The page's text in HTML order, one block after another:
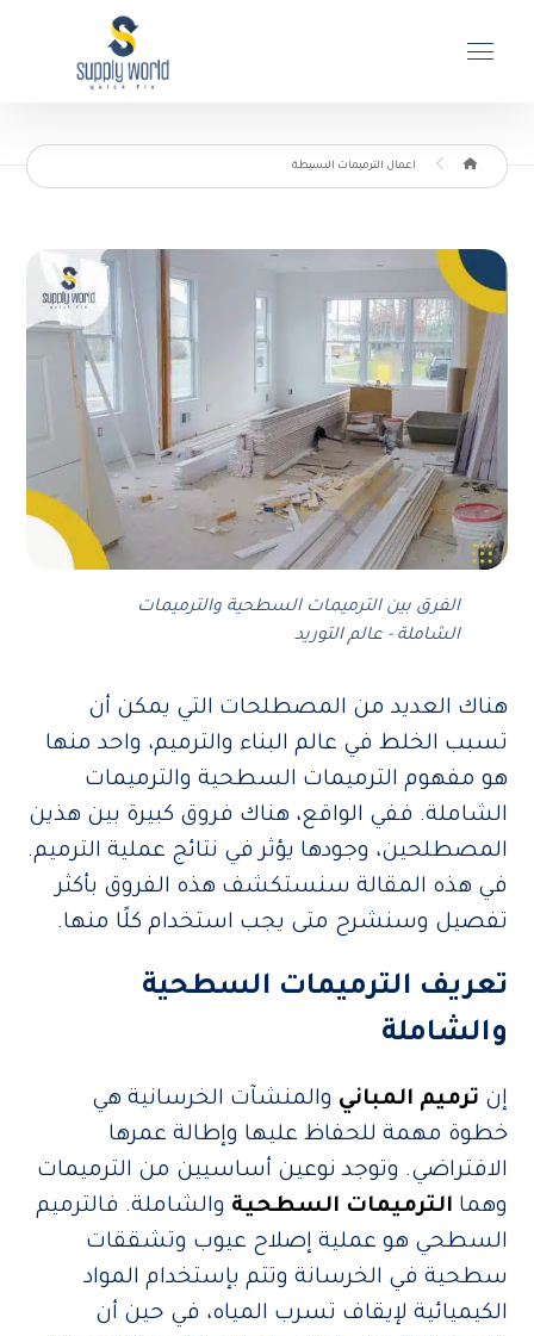
اعمال الترميمات البسيطة
الفرق بين الترميمات السطحية والترميمات
الشاملة - عالم التوريد
هناك العديد من المصطلحات التي يمكن أن
تسبب الخلط في عالم البناء والترميم، واحد منها
هو مفهوم الترميمات السطحية والترميمات
الشاملة. ففي الواقع، هناك فروق كبيرة بين هذين
المصطلحين، وجودها يؤثر في نتائج عملية الترميم.
في هذه المقالة سنستكشف هذه الفروق بأكثر
تفصيل وسنشرح متى يجب استخدام كلًا منها.
تعريف الترميمات السطحية
والشاملة
إن ترميم المباني والمنشآت الخرسانية هي
خطوة مهمة للحفاظ عليها وإطالة عمرها
الافتراضي. وتوجد نوعين أساسيين من الترميمات
وهما الترميمات السطحية والشاملة. فالترميم
السطحي هو عملية إصلاح عيوب وتشققات
سطحية في الخرسانة وتتم بإستخدام المواد
الكيميائية لإيقاف تسرب المياه، في حين أن